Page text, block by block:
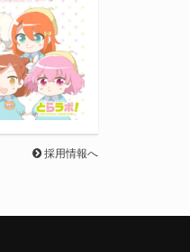
採用情報へ